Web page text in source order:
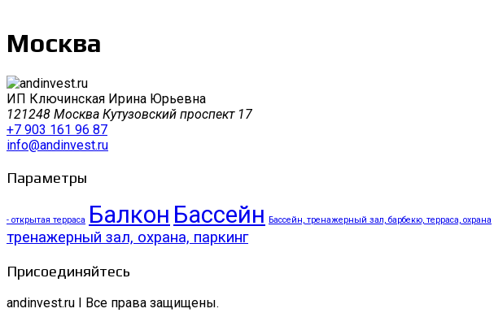
Москва
ИП Ключинская Ирина Юрьевна
121248 Москва Кутузовский проспект 17
+7 903 161 96 87
info@andinvest.ru
Параметры
- открытая терраса Балкон Бассейн Бассейн, тренажерный зал, барбекю, терраса, охрана
тренажерный зал, охрана, паркинг
Присоединяйтесь
andinvest.ru I Все права защищены.